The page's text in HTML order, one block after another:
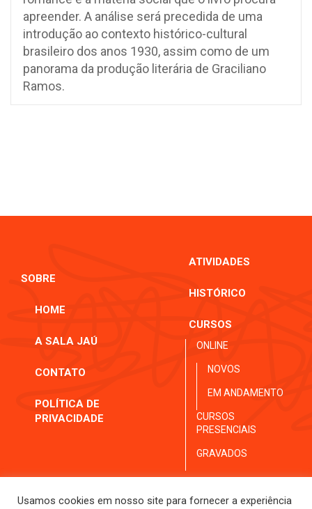
apreender. A análise será precedida de uma
introdução ao contexto histórico-cultural
brasileiro dos anos 1930, assim como de um
panorama da produção literária de Graciliano
Ramos.
SOBRE
HOME
A SALA JAÚ
CONTATO
POLÍTICA DE
PRIVACIDADE
ATIVIDADES
HISTÓRICO
CURSOS
ONLINE
NOVOS
EM ANDAMENTO
CURSOS
PRESENCIAIS
GRAVADOS
Usamos cookies em nosso site para fornecer a experiência